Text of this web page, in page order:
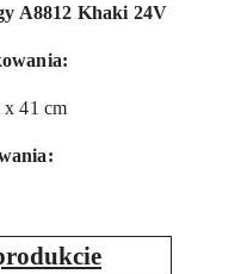
A8812 Khaki 24V
x 41 cm